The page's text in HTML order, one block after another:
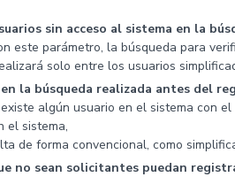
sin acceso al sistema en la
este parámetro, la búsqueda para
solo entre los usuarios
la búsqueda realizada antes del
algún usuario en el sistema con
el sistema,
de forma convencional, como
no sean solicitantes puedan